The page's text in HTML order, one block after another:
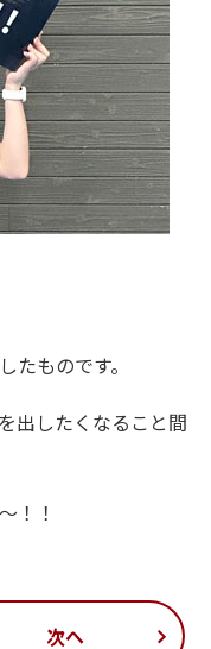
たものです。
出したくなること間
！！
次へ